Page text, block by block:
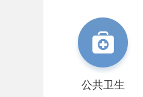

公共卫生